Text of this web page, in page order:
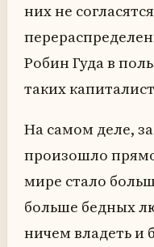
них не
Робин Гуда в
таких
На самом деле,
произошло
мире стало
больше бедных
ничем владеть и